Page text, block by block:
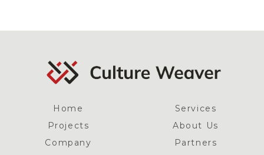
Home
Services
Projects
About Us
Company
Partners